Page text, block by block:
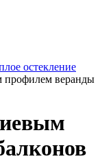
остекление
профилем веранды